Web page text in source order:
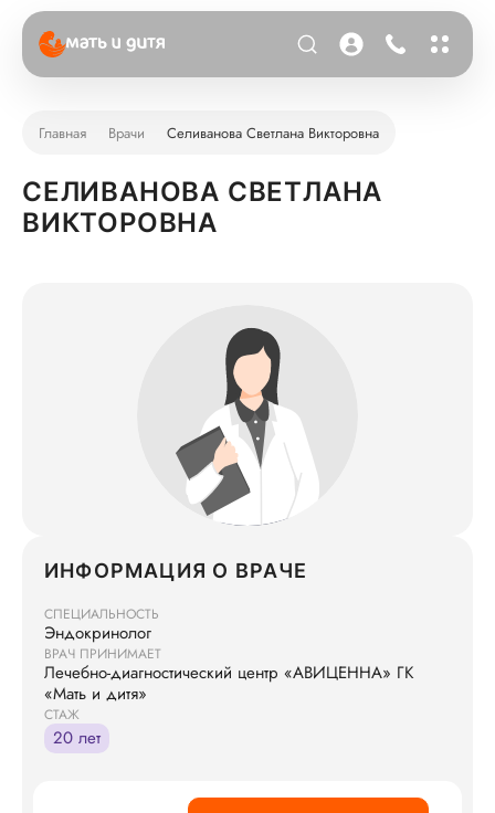
Главная Врачи Селиванова Светлана Викторовна
СЕЛИВАНОВА СВЕТЛАНА
ВИКТОРОВНА
ИНФОРМАЦИЯ О ВРАЧЕ
СПЕЦИАЛЬНОСТЬ
Эндокринолог
ВРАЧ ПРИНИМАЕТ
Лечебно-диагностический центр «АВИЦЕННА» ГК
«Мать и дитя»
СТАЖ
20 лет